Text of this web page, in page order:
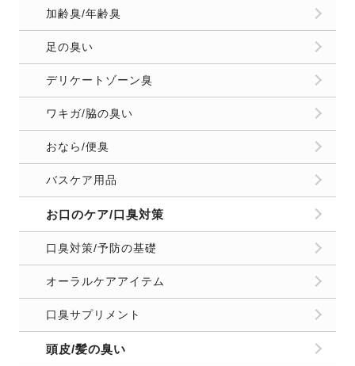
加齢臭/年齢臭
足の臭い
デリケートゾーン臭
ワキガ/脇の臭い
おなら/便臭
バスケア用品
お口のケア/口臭対策
口臭対策/予防の基礎
オーラルケアアイテム
口臭サプリメント
頭皮/髪の臭い